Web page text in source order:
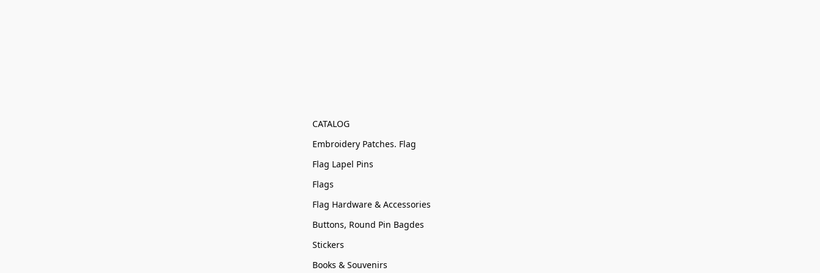
CATALOG
Embroidery Patches. Flag
Flag Lapel Pins
Flags
Flag Hardware & Accessories
Buttons, Round Pin Bagdes
Stickers
Books & Souvenirs